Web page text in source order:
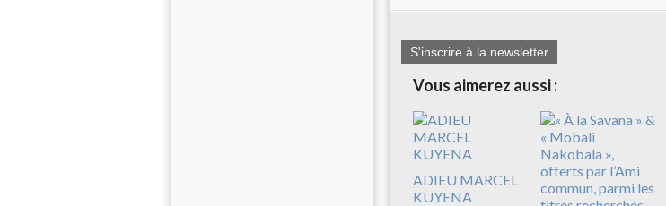
S'inscrire à la newsletter
Vous aimerez aussi :
ADIEU MARCEL
KUYENA